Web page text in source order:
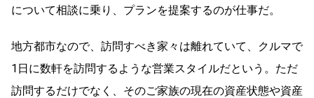
について相談に乗り、プランを提案するのが仕事だ。
地方都市なので、訪問すべき家々は離れていて、クルマで
1日に数軒を訪問するような営業スタイルだという。ただ
訪問するだけでなく、そのご家族の現在の資産状態や資産